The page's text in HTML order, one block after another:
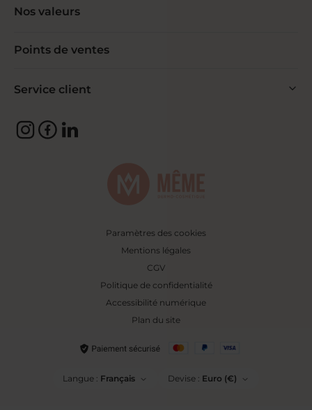
Nos valeurs
Points de ventes
Service client
Paramètres des cookies
Mentions légales
CGV
Politique de confidentialité
Accessibilité numérique
Plan du site
Langue : Français Devise : Euro (€)